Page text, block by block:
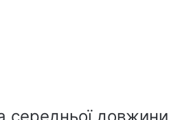
середньої